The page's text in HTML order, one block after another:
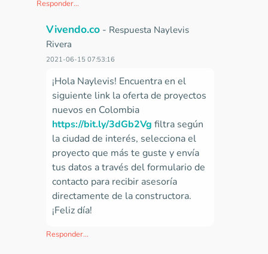
Responder...
Vivendo.co - Respuesta Naylevis
Rivera
2021-06-15 07:53:16
¡Hola Naylevis! Encuentra en el
siguiente link la oferta de proyectos
nuevos en Colombia
https://bit.ly/3dGb2Vg filtra según
la ciudad de interés, selecciona el
proyecto que más te guste yenvía
tus datos a través del formulario de
contacto para recibir asesoría
directamente de la constructora.
¡Feliz día!
Responder...